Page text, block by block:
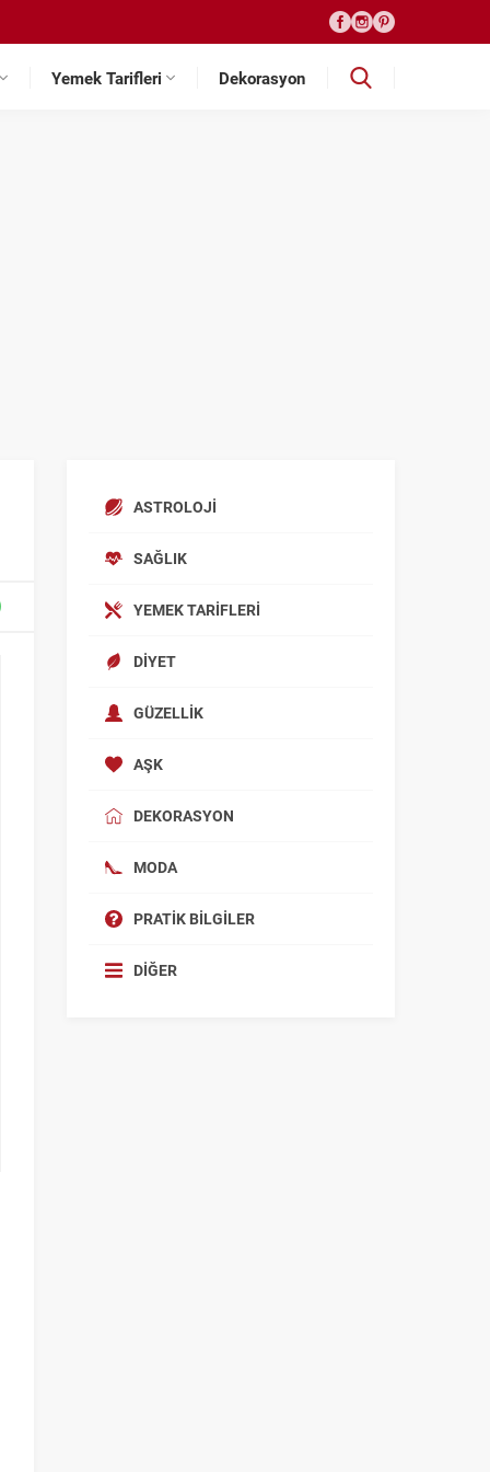
Yemek Tarifleri Dekorasyon
ASTROLOJI
SAĞLIK
YEMEK TARIFLERI
DIYET
GÜZELLIK
AŞK
DEKORASYON
MODA
PRATIK BILGILER
DIĞER